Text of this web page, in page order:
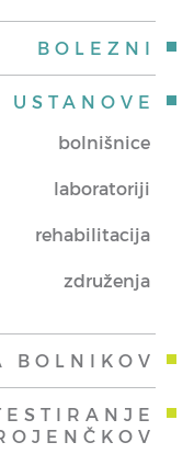
BOLEZNI
USTANOVE
bolnišnice
laboratoriji
rehabilitacija
združenja
BOLNIKOV